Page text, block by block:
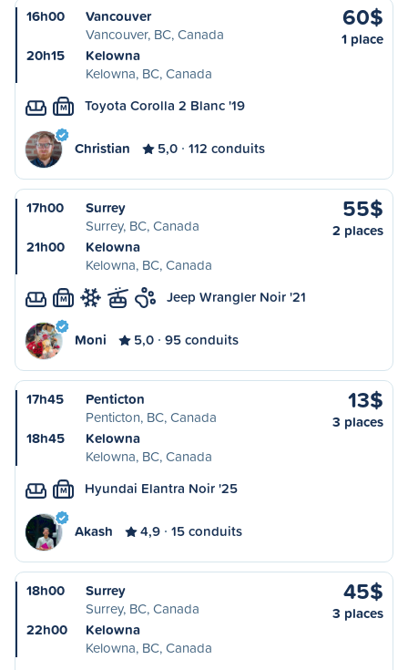
16h00
Vancouver
Vancouver, BC, Canada
20h15
Kelowna
Kelowna, BC, Canada
60$
1 place
M Toyota Corolla 2 Blanc '19
Christian 5,0 112 conduits
17h00
Surrey
Surrey, BC, Canada
21h00
Kelowna
Kelowna, BC, Canada
55$
2 places
M Jeep Wrangler Noir '21
Moni 5,0 95 conduits
17h45
Penticton
Penticton, BC, Canada
18h45
Kelowna
Kelowna, BC, Canada
13$
3 places
M Hyundai Elantra Noir '25
Akash 4,9 15 conduits
18h00
Surrey
Surrey, BC, Canada
22h00
Kelowna
Kelowna, BC, Canada
45$
3 places